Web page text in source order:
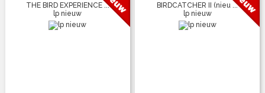
THE BIRD EXPERIENCE ...
lp nieuw
BIRDCATCHER II (nieu ...
lp nieuw